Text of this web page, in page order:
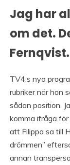
Jag har
om det.
Fernqvist.
TV4:s nya
rubriker när hon
sådan position.
komma ifråga
att Filippa sa till
drömmen”
annan